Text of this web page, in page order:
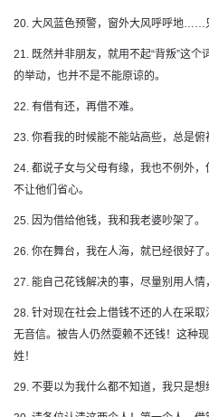
20. 大风蓝色预警，窗外大风呼呼地……
21. 既然并非朋友，就用不起“背叛”这
的举动，也并不是不能原谅的。
22. 有借有还，再借不难。
23. 你看我的时候能不能站高些，总是俯
24. 都说子女与父母有缘，我也不例外
不让他们省心。
25. 因为借给他钱，我和我老婆吵架了。
26. 你在舞台，我在人海，就已经很好了。
27. 能自己花钱解决的事，尽量别用人情
28. 针对现在社会上借钱不还的人在采
无音信。被告人仍然耍赖不还钱！这种
姓！
29. 不要以为我什么都不知道，我只是想